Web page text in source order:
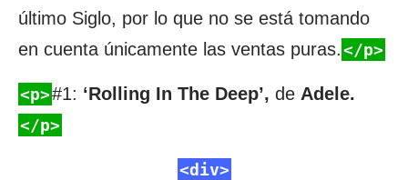
último Siglo, por lo que no se está tomando
en cuenta únicamente las ventas puras.</p>
<p>#1: ‘Rolling In The Deep’, de Adele.
</p>
<div>